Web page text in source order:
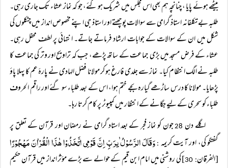
بیٹھے ہوئے پایا ، چنانچہ ہم بھی اس مجلس میں شریک ہو گئے، جو کہ نماز عشاء تک جاری رہی۔
طلبہ بے تکلفانہ استاذ گرامی سے سوالات پوچھتے اور استاذ جی اپنے مخصوص انداز میں چٹکلوں کی
شکل میں ان کے سوالات کے جوابات ارشاد فرماتے جاتے۔ انتہائی پر لطف محفل رہی۔
عشاء کے فرض مسجد میں بڑی جماعت کے ساتھ پڑھے، جب کہ تراویح اور وتر کی جماعت کا
طلبہ نے الگ انتظام کیا۔ نماز سے جلدی فارغ ہو کر مولانا فضل الہادی نے پارۂ عم کا پہلا پاؤ
پڑھایا۔ مولانا کا درس ساڑھے گیارہ بجے ختم ہوا، اس کے بعد طلباء سو گئے اور راقم الحروف
طلباء کو سحری کے لیے جگانے کے انتظار میں کمپیوٹر پر کام کرتا رہا۔
اگلے دن
جون کو نماز فجر کے بعد استاد گرامی نے رمضان اور قرآن کے تعلق پر
گفتگو کی، اور آیت کریمہ : وَقَالَ الرَّسُوْلُ ٰیرَبِّ اِنَّ قَوْمِی اتَّخَذُوْا ھٰذَا الْقُرْاٰنَ مَھْجُوْرًا
[الفرقان: 30
] کی روشنی میں امام ابن قیم کے حوالے سے بڑے مؤثر انداز میں قرآن حکیم